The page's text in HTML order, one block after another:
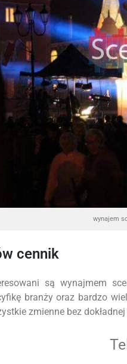
wynajem
cennik
są wynajmem
branży oraz bardzo
zmienne bez